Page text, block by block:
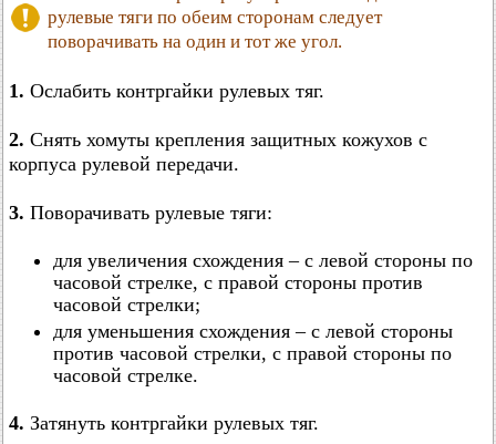
рулевые тяги по обеим сторонам следует
поворачивать на один и тот же угол.
1. Ослабить контргайки рулевых тяг.
2. Снять хомуты крепления защитных кожухов с
корпуса рулевой передачи.
3. Поворачивать рулевые тяги:
для увеличения схождения – с левой стороны по
часовой стрелке, с правой стороны против
часовой стрелки;
для уменьшения схождения – с левой стороны
против часовой стрелки, с правой стороны по
часовой стрелке.
4. Затянуть контргайки рулевых тяг.